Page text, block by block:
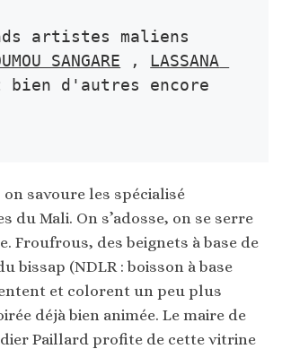
artistes maliens
SANGARE ,
LASSANA
bien d'autres encore
savoure les spécialisé
du Mali. On s’adosse, on se serre
Froufrous, des beignets à base de
bissap (NDLR : boisson à base
et colorent un peu plus
déjà bien animée. Le maire de
Paillard profite de cette vitrine